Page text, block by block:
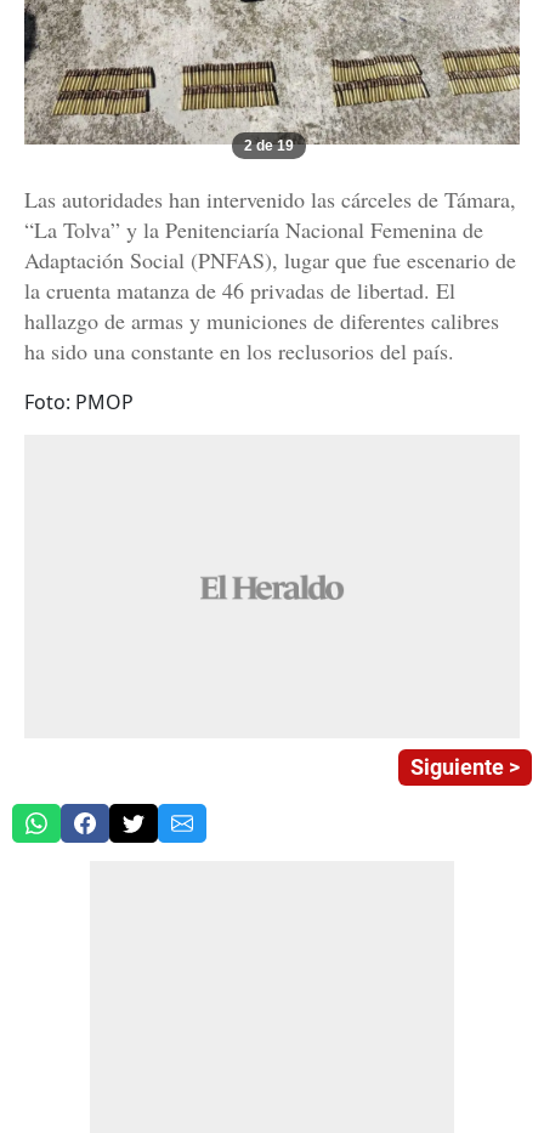
2 de 19
Las autoridades han intervenido las cárceles de Támara,
“La Tolva” y la Penitenciaría Nacional Femenina de
Adaptación Social (PNFAS), lugar que fue escenario de
la cruenta matanza de 46 privadas de libertad. El
hallazgo de armas y municiones de diferentes calibres
ha sido una constante en los reclusorios del país.
Foto: PMOP
Siguiente >